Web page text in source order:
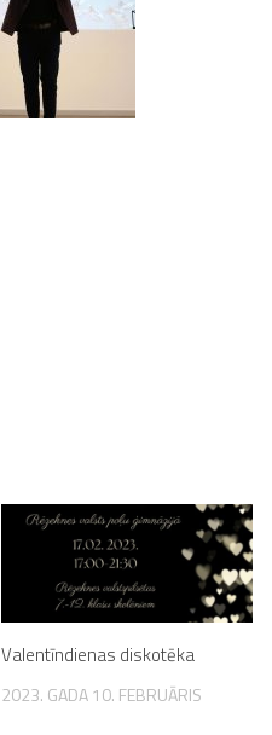
Valentīndienas diskotēka
2023. GADA 10. FEBRUĀRIS